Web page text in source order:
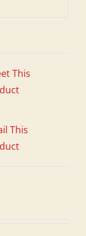
This
This